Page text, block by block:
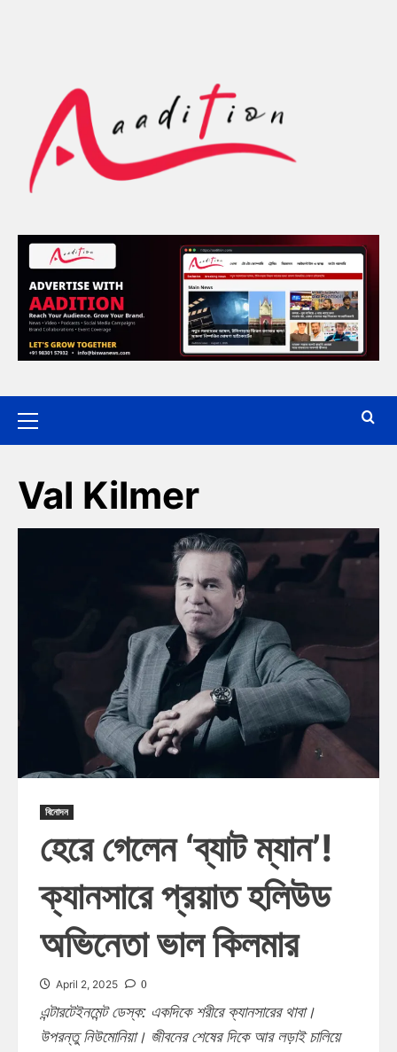
Val Kilmer
বিনোদন
হেরে গেলেন ‘ব্যাট ম্যান’!
ক্যানসারে প্রয়াত হলিউড
অভিনেতা ভাল কিলমার
April 2, 2025 0
এন্টারটেইনমেন্ট ডেস্ক: একদিকে শরীরে ক্যানসারের থাবা।
উপরন্তু নিউমোনিয়া। জীবনের শেষের দিকে আর লড়াই চালিয়ে